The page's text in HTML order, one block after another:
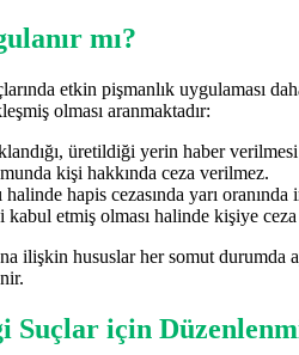
mı?
etkin pişmanlık uygulaması
olması aranmaktadır:
üretildiği yerin haber
kişi hakkında ceza verilmez.
hapis cezasında yarı oranında
etmiş olması halinde kişiye
ilişkin hususlar her somut
Suçlar için